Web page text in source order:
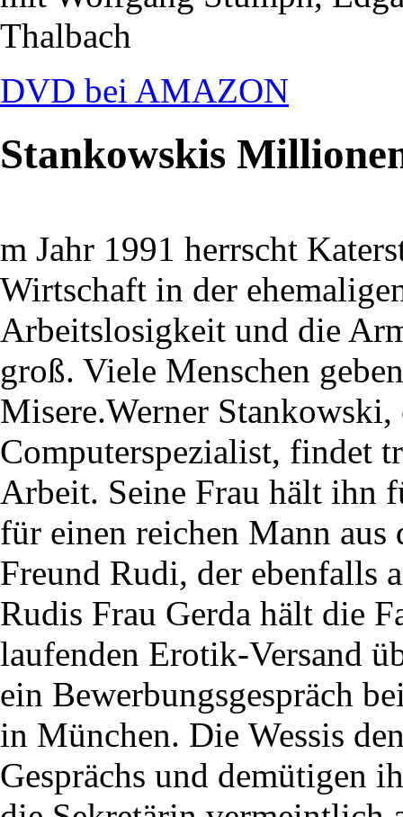
Thalbach
DVD bei AMAZON
Stankowskis
m Jahr 1991 herrscht
Wirtschaft in der
Arbeitslosigkeit und die
groß. Viele Menschen
Misere.Werner
Computerspezialist, findet
Arbeit. Seine Frau hält ihn
für einen reichen Mann aus
Freund Rudi, der ebenfalls
Rudis Frau Gerda hält die
laufenden Erotik-Versand
ein Bewerbungsgespräch
in München. Die Wessis
Gesprächs und demütigen